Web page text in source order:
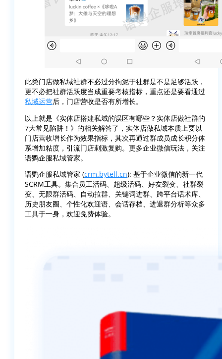
此类门店做私域社群不必过分拘泥于社群是不是足够活跃，
更不必把社群活跃度当成重要考核指标，重点还是要看通过
私域运营后，门店营收是否有所增长。
以上就是《实体店搭建私域的误区有哪些？实体店做社群的
7大常见陷阱！》的相关解答了，实体店做私域本质上要以
门店营收增长作为效果指标，其次再通过群成员成长积分体
系增加粘度，引流门店刺激复购。更多企业微信玩法，关注
语鹦企服私域管家。
语鹦企服私域管家 (crm.bytell.cn): 基于企业微信的新一代
SCRM工具。集合员工活码、超级活码、好友裂变、社群裂
变、无限群活码、自动拉群、关键词进群、跨平台话术库、
历史朋友圈、个性化欢迎语、会话存档、进退群分析等众多
工具于一身，欢迎免费体验。